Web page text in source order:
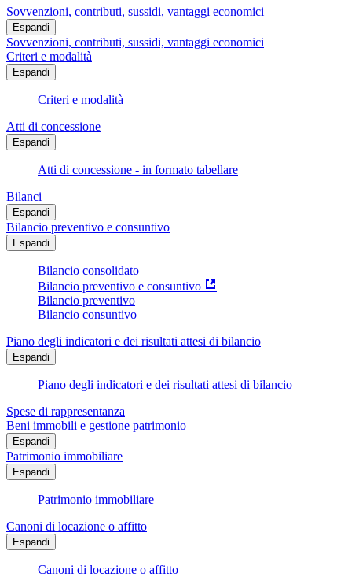
Sovvenzioni, contributi, sussidi, vantaggi economici
Espandi
Sovvenzioni, contributi, sussidi, vantaggi economici
Criteri e modalità
Espandi
Criteri e modalità
Atti di concessione
Espandi
Atti di concessione - in formato tabellare
Bilanci
Espandi
Bilancio preventivo e consuntivo
Espandi
Bilancio consolidato
Bilancio preventivo e consuntivo
Bilancio preventivo
Bilancio consuntivo
Piano degli indicatori e dei risultati attesi di bilancio
Espandi
Piano degli indicatori e dei risultati attesi di bilancio
Spese di rappresentanza
Beni immobili e gestione patrimonio
Espandi
Patrimonio immobiliare
Espandi
Patrimonio immobiliare
Canoni di locazione o affitto
Espandi
Canoni di locazione o affitto